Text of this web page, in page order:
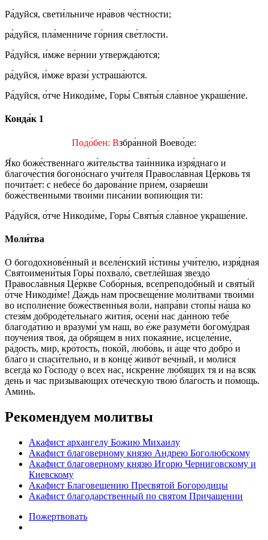
Ра́дуйся, свети́льниче нра́вов че́стности;
ра́дуйся, пла́менниче го́рния све́тлости.
Ра́дуйся, и́мже ве́рнии утвержда́ются;
ра́дуйся, и́мже врази́ устраша́ются.
Ра́дуйся, о́тче Никоди́ме, Горы́ Святы́я сла́вное украше́ние.
Конда́к 1
Подо́бен: Взбра́нной Воево́де:
Я́ко боже́ственнаго жи́тельства таи́нника изря́днаго и
благоче́стия богоно́снаго учи́теля Правосла́вная Це́рковь тя
почита́ет: с небесе́ бо дарова́ние прие́м, озаря́еши
боже́ственными твои́ми писа́нии вопию́щия ти:
Ра́дуйся, о́тче Никоди́ме, Горы́ Святы́я сла́вное украше́ние.
Моли́тва
О богодохнове́нный и вселе́нский и́стины учи́телю, изря́дная
Святоимени́тыя Горы́ похвало́, светле́йшая звездо́
Правосла́вныя Це́ркве Собо́рныя, всепреподо́бный и святы́й
о́тче Никоди́ме! Да́ждь нам просвеще́ние моли́твами твои́ми
во исполне́ние боже́ственныя во́ли, напра́ви стопы́ на́ша ко
стезя́м доброде́тельнаго жития́, осени́ нас да́нною тебе́
благода́тию и вразуми́ ум наш, во е́же разуме́ти богому́драя
поуче́ния твоя́, да обря́щем в них покая́ние, исцеле́ние,
ра́дость, мир, кро́тость, поко́й, любо́вь, и а́ще что добро́ и
бла́го и спаси́тельно, и в конце́ живо́т ве́чный, и моли́ся
всегда́ ко Го́споду о всех нас, и́скренне лю́бящих тя и на всяк
день и час призыва́ющих оте́ческую твою́ бла́гость и по́мощь.
Аминь.
Рекомендуем молитвы
Акафист архангелу Божию Михаилу
Акафист благоверному князю Андрею Боголюбскому
Акафист благоверному князю Игорю Черниговскому и
Киевскому
Акафист Благовещению Пресвятой Богородицы
Акафист благодарственный по святом Причащении
Пожертвовать